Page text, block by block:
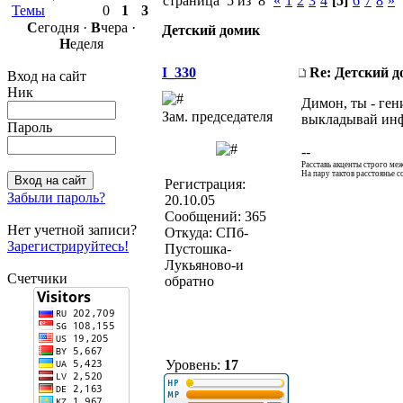
Темы
0 1
3
Сегодня · Вчера ·
Неделя
Вход на сайт
Ник
Пароль
Забыли пароль?
Нет учетной записи?
Зарегистрируйтесь!
Счетчики
Детский домик
I_330 Re: Детский
Зам. председателя
Регистрация:
20.10.05
Сообщений: 365
Откуда: СПб-
Пустошка-
Лукьяново-и
обратно
Уровень: 17
Димон, ты -
выкладывай
--
Расставь акценты строго
На пару тактов расстоянье